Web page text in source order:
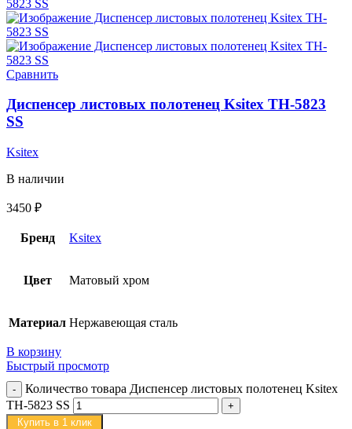
Сравнить
Диспенсер листовых полотенец Ksitex TH-5823
SS
Ksitex
В наличии
3450 ₽
Бренд Ksitex
Цвет Матовый хром
Материал Нержавеющая сталь
В корзину
Быстрый просмотр
Количество товара Диспенсер листовых полотенец Ksitex
TH-5823 SS
Купить в 1 клик